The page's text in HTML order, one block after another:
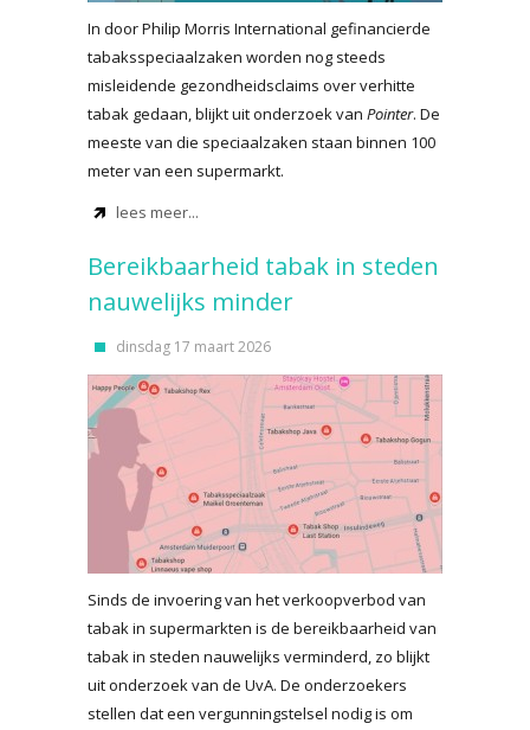
In door Philip Morris International gefinancierde
tabaksspeciaalzaken worden nog steeds
misleidende gezondheidsclaims over verhitte
tabak gedaan, blijkt uit onderzoek van Pointer. De
meeste van die speciaalzaken staan binnen 100
meter van een supermarkt.
lees meer...
Bereikbaarheid tabak in steden
nauwelijks minder
dinsdag 17 maart 2026
Sinds de invoering van het verkoopverbod van
tabak in supermarkten is de bereikbaarheid van
tabak in steden nauwelijks verminderd, zo blijkt
uit onderzoek van de UvA. De onderzoekers
stellen dat een vergunningstelsel nodig is om